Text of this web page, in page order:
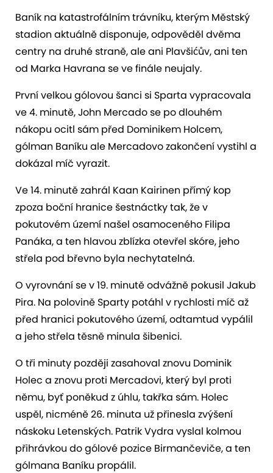
Baník na katastrofálním trávníku, kterým Městský
stadion aktuálně disponuje, odpověděl dvěma
centry na druhé straně, ale ani Plavšićův, ani ten
od Marka Havrana se ve finále neujaly.
První velkou gólovou šanci si Sparta vypracovala
ve 4. minutě, John Mercado se po dlouhém
nákopu ocitl sám před Dominikem Holcem,
gólman Baníku ale Mercadovo zakončení vystihl a
dokázal míč vyrazit.
Ve 14. minutě zahrál Kaan Kairinen přímý kop
zpoza boční hranice šestnáctky tak, že v
pokutovém území našel osamoceného Filipa
Panáka, a ten hlavou zblízka otevřel skóre, jeho
střela pod břevno byla nechytatelná.
O vyrovnání se v 19. minutě odvážně pokusil Jakub
Pira. Na polovině Sparty potáhl v rychlosti míč až
před hranici pokutového území, odtamtud vypálil
a jeho střela těsně minula šibenici.
O tři minuty později zasahoval znovu Dominik
Holec a znovu proti Mercadovi, který byl proti
němu, byť poněkud z úhlu, takřka sám. Holec
uspěl, nicméně 26. minuta už přinesla zvýšení
náskoku Letenských. Patrik Vydra vyslal kolmou
přihrávkou do gólové pozice Birmančeviče, a ten
gólmana Baníku propálil.